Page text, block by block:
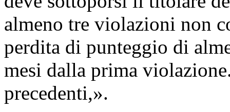
almeno tre violazioni non
perdita di punteggio di
mesi dalla prima
precedenti,».